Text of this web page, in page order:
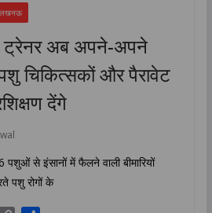
लखनऊ
ट्रेनर अब अपने-अपने
पशु चिकित्सकों और पैरावेट
देंगे
से इंसानों में फैलने वाली बीमारियों
पशु रोगों के